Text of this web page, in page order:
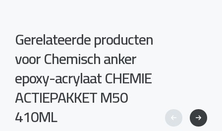
Gerelateerde producten
voor Chemisch anker
epoxy-acrylaat CHEMIE
ACTIEPAKKET M50
410ML